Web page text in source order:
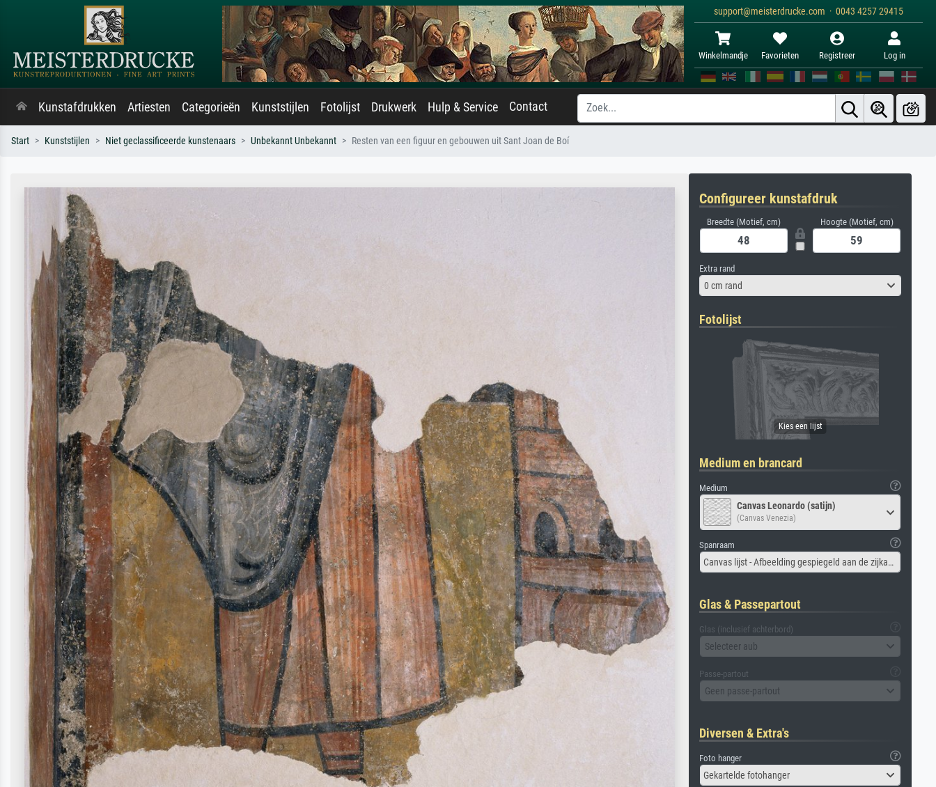
support@meisterdrucke.com · 0043 4257 29415
Winkelmandje Favorieten Registreer Log in
Kunstafdrukken Artiesten Categorieën Kunststijlen Fotolijst Drukwerk Hulp & Service Contact
Start Kunststijlen Niet geclassificeerde kunstenaars Unbekannt Unbekannt Resten van een figuur en gebouwen uit Sant Joan de Boí
Configureer kunstafdruk
Breedte (Motief, cm) Hoogte (Motief, cm)
Extra rand
0 cm rand
Fotolijst
Medium en brancard
Medium
Canvas Leonardo (satijn)
(Canvas Venezia)
Spanraam
Canvas lijst - Afbeelding gespiegeld aan de zijkant
Glas & Passepartout
Glas (inclusief achterbord)
Selecteer aub
Passe-partout
Geen passe-partout
Diversen & Extra's
Foto hanger
Gekartelde fotohanger